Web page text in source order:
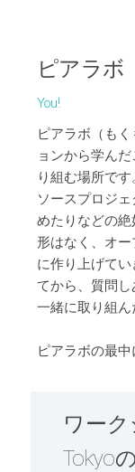
ピアラボ
You!
ピアラボ（も
ョンから学ん
り組む場所で
ソースプロジ
めたりなどの
形はなく、オ
に作り上げて
てから、質問
一緒に取り組ん
ピアラボの最中
ワーク
Tokyo